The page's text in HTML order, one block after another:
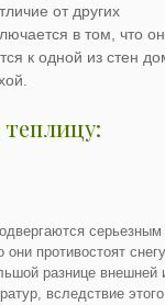
от других
в том, что
к одной из стен
они противостоят
разнице внешней
вследствие